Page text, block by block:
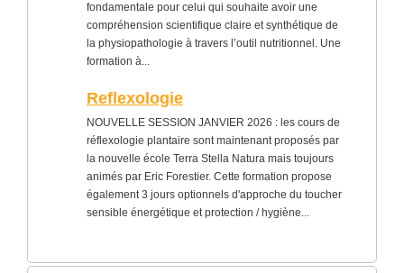
fondamentale pour celui qui souhaite avoir une
compréhension scientifique claire et synthétique de
la physiopathologie à travers l’outil nutritionnel. Une
formation à...
Reflexologie
NOUVELLE SESSION JANVIER 2026 : les cours de
réflexologie plantaire sont maintenant proposés par
la nouvelle école Terra Stella Natura mais toujours
animés par Eric Forestier. Cette formation propose
également 3 jours optionnels d'approche du toucher
sensible énergétique et protection / hygiène...